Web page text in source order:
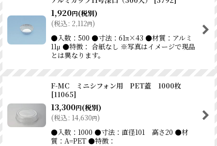
1,920円(税別)
(税込: 2,112円)
●入数：500 ●寸法：61π×43 ●材質：アルミ
11μ ●特徴： 合紙なし ※写真はイメージで現品
とは異なります。
F-MC ミニシフォン用 PET蓋 1000枚
[11065]
13,300円(税別)
(税込: 14,630円)
●入数：1000 ●寸法：直径101 高さ20 ●材
質：A=PET ●特徴：